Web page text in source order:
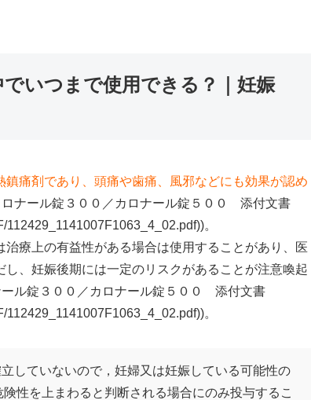
いつまで使用できる？｜妊娠
痛剤であり、頭痛や歯痛、風邪などにも効果が認め
ロナール錠３００／カロナール錠５００ 添付文書
。
療上の有益性がある場合は使用することがあり、医
、妊娠後期には一定のリスクがあることが注意喚起
ール錠３００／カロナール錠５００ 添付文書
。
していないので，妊婦又は妊娠している可能性の
性を上まわると判断される場合にのみ投与するこ